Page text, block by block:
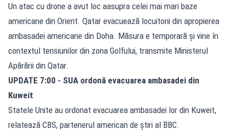
Un atac cu drone a avut loc aasupra celei mai mari baze
americane din Orient. Qatar evacuează locuitorii din apropierea
ambasadei americane din Doha. Măsura e temporară și vine în
contextul tensiunilor din zona Golfului, transmite Ministerul
Apărării din Qatar.
UPDATE 7:00 - SUA ordonă evacuarea ambasadei din
Kuweit
Statele Unite au ordonat evacuarea ambasadei lor din Kuweit,
relatează CBS, partenerul american de știri al BBC.